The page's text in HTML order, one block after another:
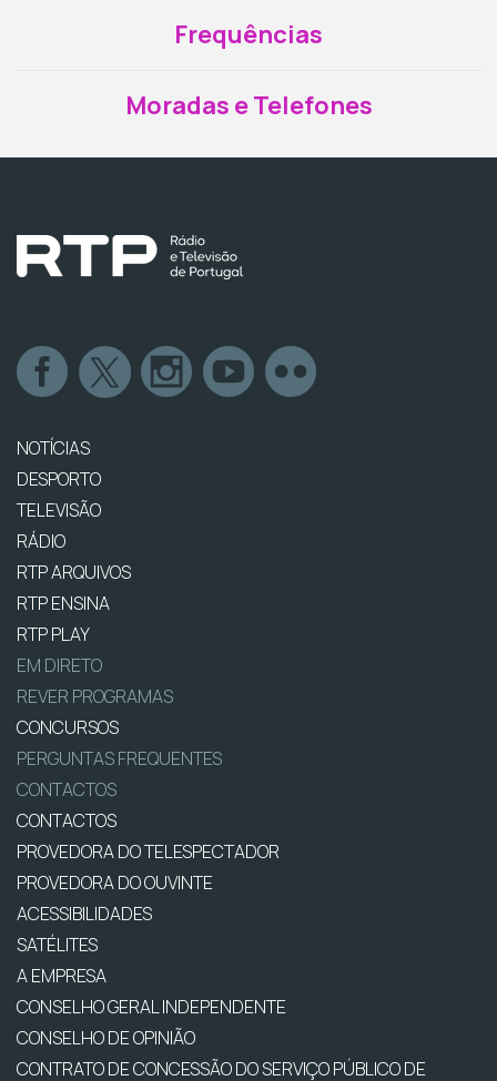
Frequências
Moradas e Telefones
NOTÍCIAS
DESPORTO
TELEVISÃO
RÁDIO
RTP ARQUIVOS
RTP ENSINA
RTP PLAY
EM DIRETO
REVER PROGRAMAS
CONCURSOS
PERGUNTAS FREQUENTES
CONTACTOS
CONTACTOS
PROVEDORA DO TELESPECTADOR
PROVEDORA DO OUVINTE
ACESSIBILIDADES
SATÉLITES
A EMPRESA
CONSELHO GERAL INDEPENDENTE
CONSELHO DE OPINIÃO
CONTRATO DE CONCESSÃO DO SERVIÇO PÚBLICO DE